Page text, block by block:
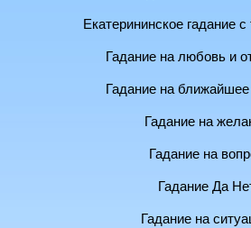
Екатерининское гадание
Гадание на любовь и
Гадание на
Гадание на
Гадание на
Гадание Да
Гадание на